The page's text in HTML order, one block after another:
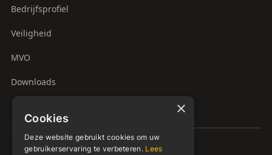
Bedrijfsprofiel
Veiligheid
MVO
Downloads
×
Cookies
Deze website gebruikt cookies om uw
gebruikerservaring te verbeteren. Lees